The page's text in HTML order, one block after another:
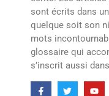
sont écrits dans
quelque soit son
mots
glossaire qui
s’inscrit aussi